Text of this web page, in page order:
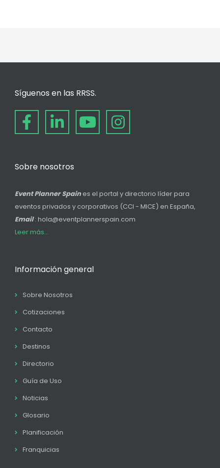
Síguenos en las RRSS.
Sobre nosotros
Event Planner Spain es el portal y directorio líder para
eventos privados y corporativos (CCI - MICE) en España,
Email: hola@eventplannerspain.com
Leer más...
Información general
Sobre Nosotros
Cotizaciones
Contacto
Destinos
Directorio
Guía de Uso
Noticias
Glosario
Planificación
Franquicias